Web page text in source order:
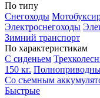
По типу
Снегоходы
Электроснегоходы
Зимний транспорт
По характеристикам
С сиденьем
150 кг.
Со съемным
Быстрые